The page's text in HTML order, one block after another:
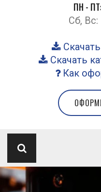
ПН -
Сб,
Скачать
Как